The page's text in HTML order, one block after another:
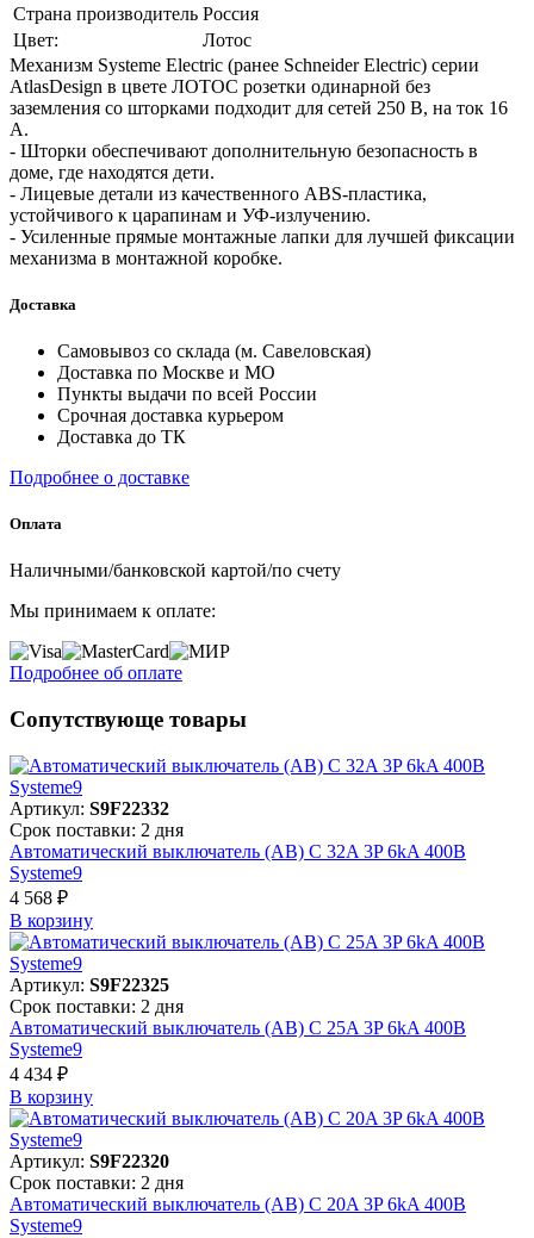
Страна производитель Россия
Цвет:
Лотос
Механизм Systeme Electric (ранее Schneider Electric) серии
AtlasDesign в цвете ЛОТОС розетки одинарной без
заземления со шторками подходит для сетей 250 В, на ток 16
А.
- Шторки обеспечивают дополнительную безопасность в
доме, где находятся дети.
- Лицевые детали из качественного ABS-пластика,
устойчивого к царапинам и УФ-излучению.
- Усиленные прямые монтажные лапки для лучшей фиксации
механизма в монтажной коробке.
Доставка
Самовывоз со склада (м. Савеловская)
Доставка по Москве и МО
Пункты выдачи по всей России
Срочная доставка курьером
Доставка до ТК
Подробнее о доставке
Оплата
Наличными/банковской картой/по счету
Мы принимаем к оплате:
Подробнее об оплате
Сопутствующе товары
Артикул: S9F22332
Срок поставки: 2 дня
Автоматический выключатель (АВ) C 32A 3P 6kA 400В
Systeme9
4 568 ₽
В корзинy
Артикул: S9F22325
Срок поставки: 2 дня
Автоматический выключатель (АВ) C 25A 3P 6kA 400В
Systeme9
4 434 ₽
В корзинy
Артикул: S9F22320
Срок поставки: 2 дня
Автоматический выключатель (АВ) C 20A 3P 6kA 400В
Systeme9